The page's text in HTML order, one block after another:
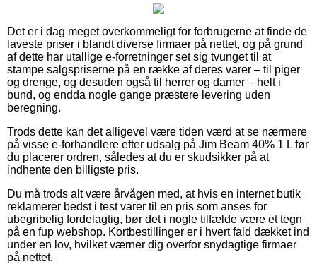
Det er i dag meget overkommeligt for forbrugerne at finde de
laveste priser i blandt diverse firmaer på nettet, og på grund
af dette har utallige e-forretninger set sig tvunget til at
stampe salgspriserne på en række af deres varer – til piger
og drenge, og desuden også til herrer og damer – helt i
bund, og endda nogle gange præstere levering uden
beregning.
Trods dette kan det alligevel være tiden værd at se nærmere
på visse e-forhandlere efter udsalg på Jim Beam 40% 1 L før
du placerer ordren, således at du er skudsikker på at
indhente den billigste pris.
Du må trods alt være årvågen med, at hvis en internet butik
reklamerer bedst i test varer til en pris som anses for
ubegribelig fordelagtig, bør det i nogle tilfælde være et tegn
på en fup webshop. Kortbestillinger er i hvert fald dækket ind
under en lov, hvilket værner dig overfor snydagtige firmaer
på nettet.